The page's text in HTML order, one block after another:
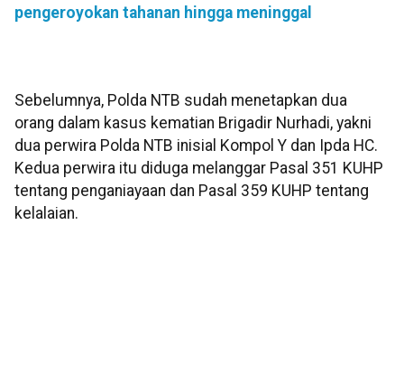
pengeroyokan tahanan hingga meninggal
Sebelumnya, Polda NTB sudah menetapkan dua
orang dalam kasus kematian Brigadir Nurhadi, yakni
dua perwira Polda NTB inisial Kompol Y dan Ipda HC.
Kedua perwira itu diduga melanggar Pasal 351 KUHP
tentang penganiayaan dan Pasal 359 KUHP tentang
kelalaian.